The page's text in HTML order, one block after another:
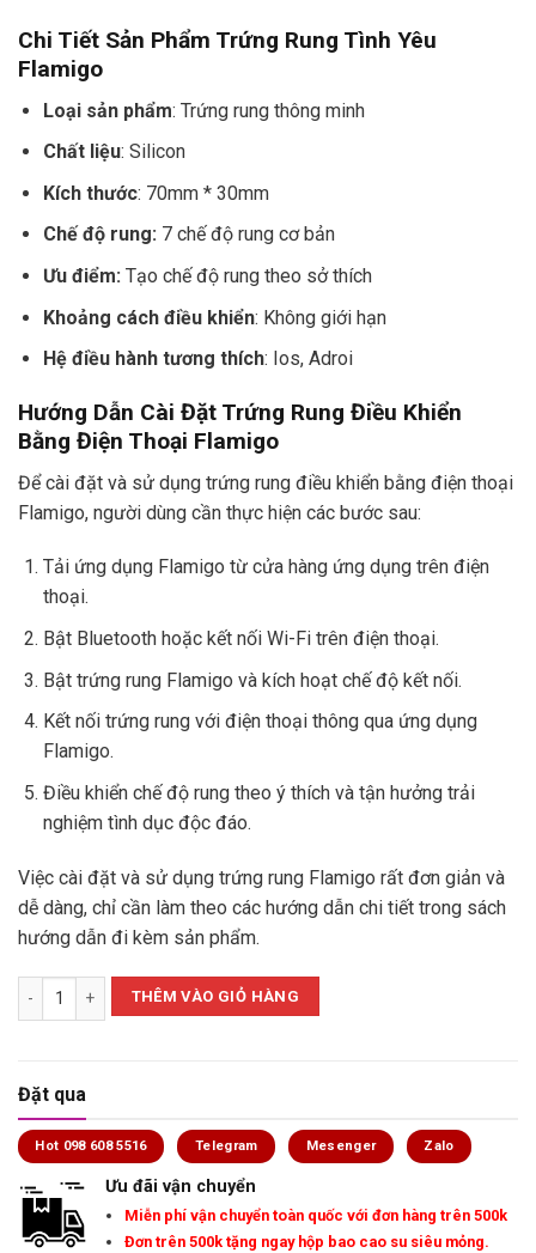
Chi Tiết Sản Phẩm Trứng Rung Tình Yêu
Flamigo
Loại sản phẩm: Trứng rung thông minh
Chất liệu: Silicon
Kích thước: 70mm * 30mm
Chế độ rung: 7 chế độ rung cơ bản
Ưu điểm: Tạo chế độ rung theo sở thích
Khoảng cách điều khiển: Không giới hạn
Hệ điều hành tương thích: Ios, Adroi
Hướng Dẫn Cài Đặt Trứng Rung Điều Khiển
Bằng Điện Thoại Flamigo
Để cài đặt và sử dụng trứng rung điều khiển bằng điện thoại
Flamigo, người dùng cần thực hiện các bước sau:
Tải ứng dụng Flamigo từ cửa hàng ứng dụng trên điện
thoại.
Bật Bluetooth hoặc kết nối Wi-Fi trên điện thoại.
Bật trứng rung Flamigo và kích hoạt chế độ kết nối.
Kết nối trứng rung với điện thoại thông qua ứng dụng
Flamigo.
Điều khiển chế độ rung theo ý thích và tận hưởng trải
nghiệm tình dục độc đáo.
Việc cài đặt và sử dụng trứng rung Flamigo rất đơn giản và
dễ dàng, chỉ cần làm theo các hướng dẫn chi tiết trong sách
hướng dẫn đi kèm sản phẩm.
Trứng rung tình yêu Flamigo điều khiển từ xa bằng ứng dụng điện
THÊM VÀO GIỎ HÀNG
Đặt qua
Hot 098 608 5516 Telegram Mesenger Zalo
Ưu đãi vận chuyển
Miễn phí vận chuyển toàn quốc với đơn hàng trên 500k
Đơn trên 500k tặng ngay hộp bao cao su siêu mỏng.